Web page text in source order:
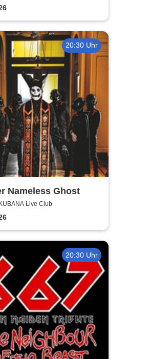
20:30 Uhr
Nameless Ghost
Live Club
20:30 Uhr